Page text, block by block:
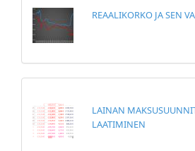
REAALIKORKO JA SEN
LAINAN
LAATIMINEN